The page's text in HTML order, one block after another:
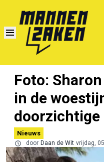
Foto:
in de
Nieuws
door Daan de Wit vrijdag,